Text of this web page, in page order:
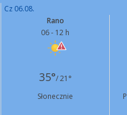
Cz 06.08.
Rano
06 - 12 h
35°/ 21°
Słonecznie